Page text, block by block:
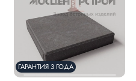
ГАРАНТИЯ 3 ГОДА